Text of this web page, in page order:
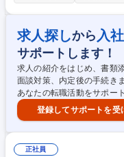
詳細】■営業計画策定■販売
情報収集■市場・顧客管理■
幅広い製品レンジを提供す
ち、100年を超す歴史の中
た。長くご愛用いただいて
おります。 募集職種 【仙台/歯科医療機器・用具の営業】世界的メーカー/
年休125日/直行直帰可
求人探しから 入
サポートします！
求人の紹介をはじめ、書類
面談対策、内定後の手続き
あなたの転職活動をサポー
登録してサポートを受
正社員